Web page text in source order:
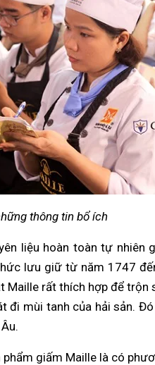
thông tin bổ ích
liệu hoàn toàn tự nhiên
lưu giữ từ năm 1747
Maille rất thích hợp để trộn
đi mùi tanh của hải sản.
giấm Maille là có